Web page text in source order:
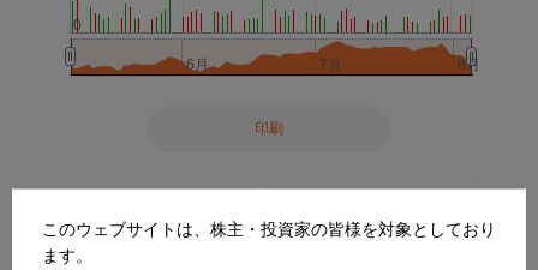
このウェブサイトは、株主・投資家の皆様を対象としており
ます。